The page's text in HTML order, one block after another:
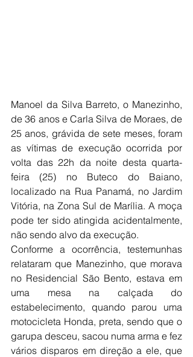
Manoel da Silva Barreto, o Manezinho,
de 36 anos e Carla Silva de Moraes, de
25 anos, grávida de sete meses, foram
as vítimas de execução ocorrida por
volta das 22h da noite desta quarta-
feira (25) no Buteco do Baiano,
localizado na Rua Panamá, no Jardim
Vitória, na Zona Sul de Marília. A moça
pode ter sido atingida acidentalmente,
não sendo alvo da execução.
Conforme a ocorrência, testemunhas
relataram que Manezinho, que morava
no Residencial São Bento, estava em
uma mesa na calçada do
estabelecimento, quando parou uma
motocicleta Honda, preta, sendo que o
garupa desceu, sacou numa arma e fez
vários disparos em direção a ele, que